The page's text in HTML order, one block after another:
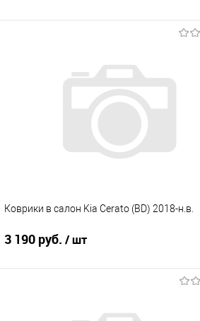
Купить в 1 клик
Сравнение
Под заказ
Коврики в салон Kia Cerato (BD) 2018-н.в.
3 190 руб. / шт